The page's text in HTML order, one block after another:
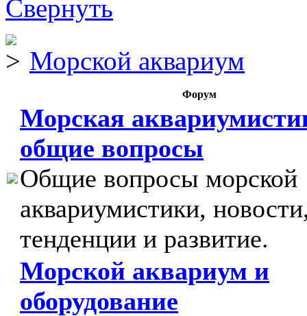
Морской аквариум
Форум
Морская
общие вопросы
Общие вопросы морской
аквариумистики,
тенденции и развитие.
Морской аквариум и
оборудование